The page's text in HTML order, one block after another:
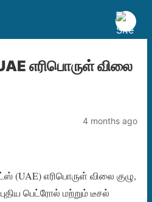
எரிபொருள் விலை
4 months ago
(UAE) எரிபொருள் விலை குழு,
பெட்ரோல் மற்றும் டீசல்